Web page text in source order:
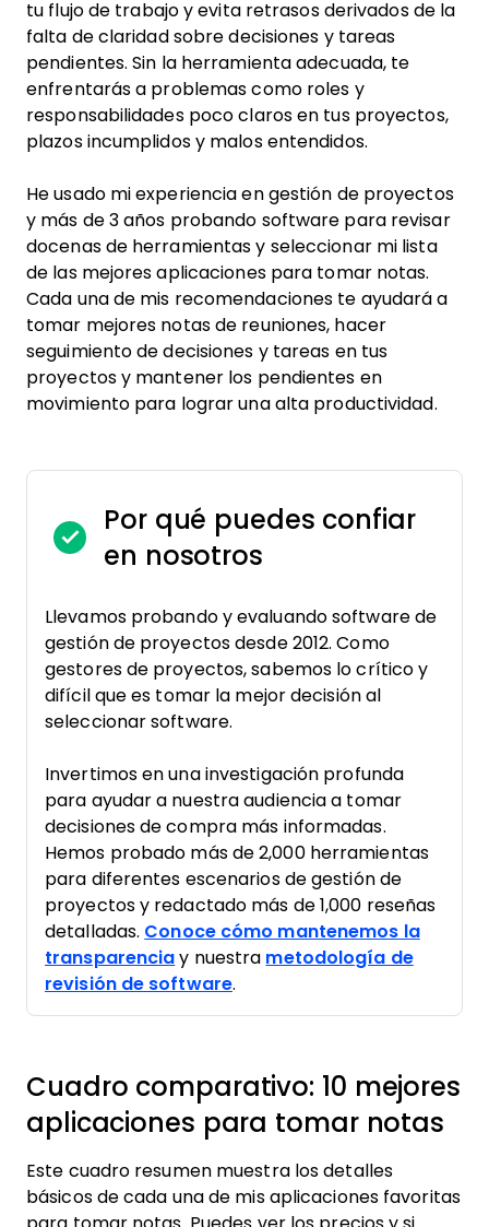
tu flujo de trabajo y evita retrasos derivados de la
falta de claridad sobre decisiones y tareas
pendientes. Sin la herramienta adecuada, te
enfrentarás a problemas como roles y
responsabilidades poco claros en tus proyectos,
plazos incumplidos y malos entendidos.
He usado mi experiencia en gestión de proyectos
y más de 3 años probando software para revisar
docenas de herramientas y seleccionar mi lista
de las mejores aplicaciones para tomar notas.
Cada una de mis recomendaciones te ayudará a
tomar mejores notas de reuniones, hacer
seguimiento de decisiones y tareas en tus
proyectos y mantener los pendientes en
movimiento para lograr una alta productividad.
Por qué puedes confiar
en nosotros
Llevamos probando y evaluando software de
gestión de proyectos desde 2012. Como
gestores de proyectos, sabemos lo crítico y
difícil que es tomar la mejor decisión al
seleccionar software.
Invertimos en una investigación profunda
para ayudar a nuestra audiencia a tomar
decisiones de compra más informadas.
Hemos probado más de 2,000 herramientas
para diferentes escenarios de gestión de
proyectos y redactado más de 1,000 reseñas
detalladas. Conoce cómo mantenemos la
transparencia y nuestra metodología de
revisión de software.
Cuadro comparativo: 10 mejores
aplicaciones para tomar notas
Este cuadro resumen muestra los detalles
básicos de cada una de mis aplicaciones favoritas
para tomar notas. Puedes ver los precios y si